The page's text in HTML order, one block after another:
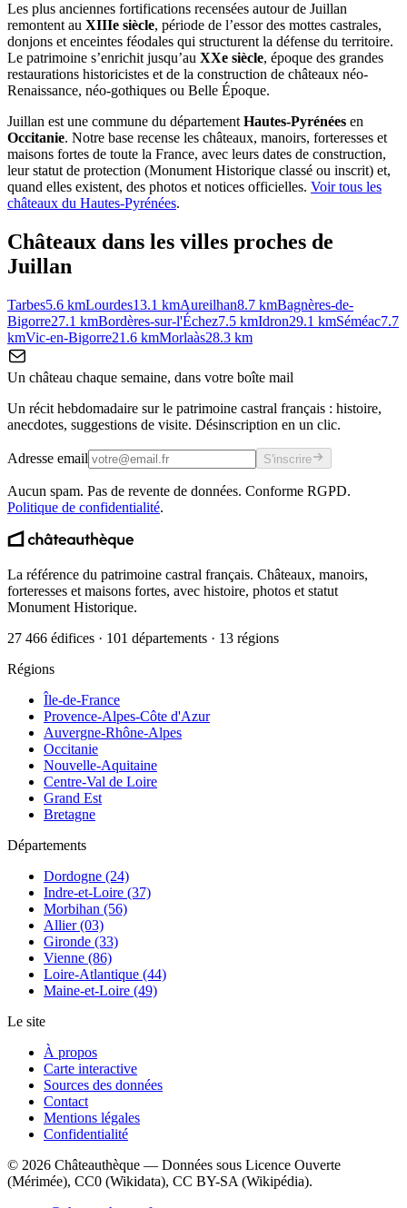
Les plus anciennes fortifications recensées autour de Juillan
remontent au XIIIe siècle, période de l’essor des mottes castrales,
donjons et enceintes féodales qui structurent la défense du territoire.
Le patrimoine s’enrichit jusqu’au XXe siècle, époque des grandes
restaurations historicistes et de la construction de châteaux néo-
Renaissance, néo-gothiques ou Belle Époque.
Juillan est une commune du département Hautes-Pyrénées en
Occitanie. Notre base recense les châteaux, manoirs, forteresses et
maisons fortes de toute la France, avec leurs dates de construction,
leur statut de protection (Monument Historique classé ou inscrit) et,
quand elles existent, des photos et notices officielles. Voir tous les
châteaux du Hautes-Pyrénées.
Châteaux dans les villes proches de
Juillan
Tarbes5.6 kmLourdes13.1 kmAureilhan8.7 kmBagnères-de-
Bigorre27.1 kmBordères-sur-l'Échez7.5 kmIdron29.1 kmSéméac7.7
kmVic-en-Bigorre21.6 kmMorlaàs28.3 km
Un château chaque semaine, dans votre boîte mail
Un récit hebdomadaire sur le patrimoine castral français : histoire,
anecdotes, suggestions de visite. Désinscription en un clic.
Adresse email S'inscrire
Aucun spam. Pas de revente de données. Conforme RGPD.
Politique de confidentialité.
La référence du patrimoine castral français. Châteaux, manoirs,
forteresses et maisons fortes, avec histoire, photos et statut
Monument Historique.
27 466 édifices · 101 départements · 13 régions
Régions
Île-de-France
Provence-Alpes-Côte d'Azur
Auvergne-Rhône-Alpes
Occitanie
Nouvelle-Aquitaine
Centre-Val de Loire
Grand Est
Bretagne
Départements
Dordogne (24)
Indre-et-Loire (37)
Morbihan (56)
Allier (03)
Gironde (33)
Vienne (86)
Loire-Atlantique (44)
Maine-et-Loire (49)
Le site
À propos
Carte interactive
Sources des données
Contact
Mentions légales
Confidentialité
© 2026 Châteauthèque — Données sous Licence Ouverte
(Mérimée), CC0 (Wikidata), CC BY-SA (Wikipédia).